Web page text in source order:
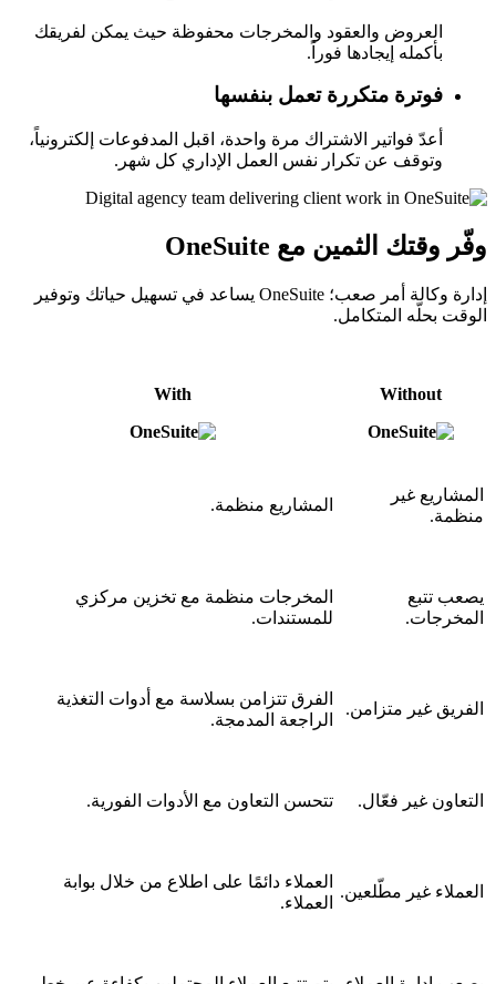
العروض والعقود والمخرجات محفوظة حيث يمكن لفريقك
بأكمله إيجادها فوراً.
فوترة متكررة تعمل بنفسها
أعدّ فواتير الاشتراك مرة واحدة، اقبل المدفوعات إلكترونياً،
وتوقف عن تكرار نفس العمل الإداري كل شهر.
وفّر وقتك الثمين مع OneSuite
إدارة وكالة أمر صعب؛ OneSuite يساعد في تسهيل حياتك وتوفير
الوقت بحلّه المتكامل.
Without
With
المشاريع غير
منظمة.
المشاريع منظمة.
يصعب تتبع
المخرجات.
المخرجات منظمة مع تخزين مركزي
للمستندات.
الفريق غير متزامن.
الفرق تتزامن بسلاسة مع أدوات التغذية
الراجعة المدمجة.
التعاون غير فعّال. تتحسن التعاون مع الأدوات الفورية.
العملاء غير مطّلعين.
العملاء دائمًا على اطلاع من خلال بوابة
العملاء.